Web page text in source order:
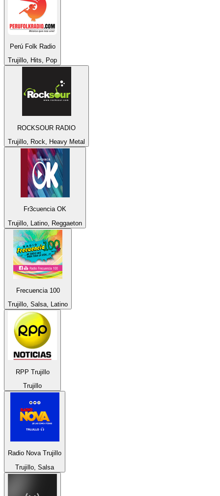
Perú Folk Radio
Trujillo, Hits, Pop
ROCKSOUR RADIO
Trujillo, Rock, Heavy Metal
Fr3cuencia OK
Trujillo, Latino, Reggaeton
Frecuencia 100
Trujillo, Salsa, Latino
RPP Trujillo
Trujillo
Radio Nova Trujillo
Trujillo, Salsa